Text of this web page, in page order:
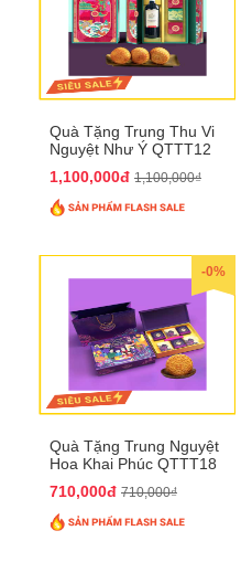
Quà Tặng Trung Thu Vi
Nguyệt Như Ý QTTT12
1,100,000đ 1,100,000₫
-0%
Quà Tặng Trung Nguyệt
Hoa Khai Phúc QTTT18
710,000đ 710,000₫